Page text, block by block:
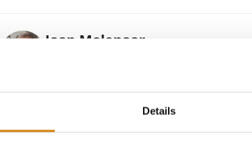
Details
Jaap Molenaar
Educatiecentrum in Vorden en al meer dan
bijen, hommels en biodiversiteit in Nederland.